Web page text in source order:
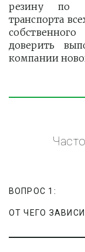
резину по
транспорта
доверить
компании
ВОПРОС 1:
ОТ ЧЕГО